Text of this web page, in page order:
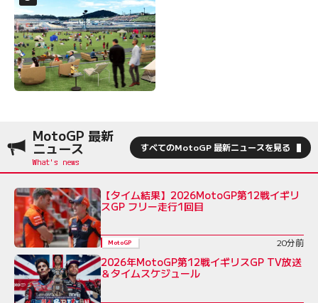
MotoGP 最新
ニュース すべてのMotoGP 最新ニュースを見る
【タイム結果】2026MotoGP第12戦イギリ
スGP フリー走行1回目
MotoGP 20分前
2026年MotoGP第12戦イギリスGP TV放送
＆タイムスケジュール